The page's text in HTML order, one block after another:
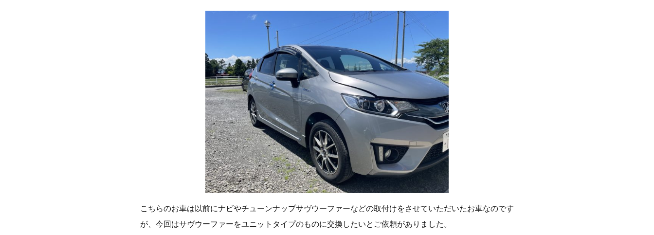
こちらのお車は以前にナビやチューンナップサヴウーファーなどの取付けをさせていただいたお車なのです
が、今回はサヴウーファーをユニットタイプのものに交換したいとご依頼がありました。